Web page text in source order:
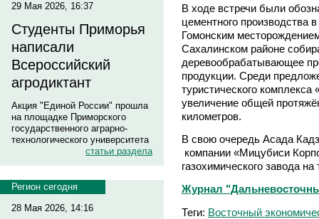
29 Мая 2026, 16:37
Студенты Приморья
написали
Всероссийский
агродиктант
Акция "Единой России" прошла
на площадке Приморского
государственного аграрно-
технологического университета
статьи раздела
Регион сегодня
28 Мая 2026, 14:16
В ходе встречи были
цементного производства
Гомонским
Сахалинском районе
деревообрабатывающее
продукции. Среди
туристического комплекса
увеличение общей
километров.
В свою очередь Асада
компании «Мицубиси
газохимического завода
Журнал
Теги: Восточный